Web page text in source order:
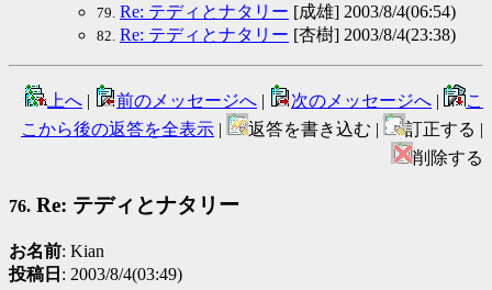
79. Re: テディとナタリー [成雄] 2003/8/4(06:54)
82. Re: テディとナタリー [杏樹] 2003/8/4(23:38)
上へ | 前のメッセージへ | 次のメッセージへ |
こ
こから後の返答を全表示 | 返答を書き込む |
訂正する |
削除する
76. Re: テディとナタリー
お名前: Kian
投稿日 : 2003/8/4(03:49)